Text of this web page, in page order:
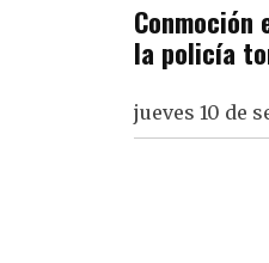
Conmoción
la policía
jueves 10 de